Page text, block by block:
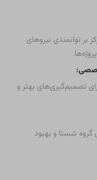
بر توانمندی نیروهای
تصمیم‌گیری‌های بهتر و
گروه شستا و بهبود